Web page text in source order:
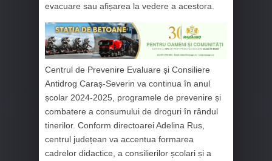
evacuare sau afișarea la vedere a acestora.
Centrul de Prevenire Evaluare și Consiliere
Antidrog Caraș-Severin va continua în anul
școlar 2024-2025, programele de prevenire și
combatere a consumului de droguri în rândul
tinerilor. Conform directoarei Adelina Rus,
centrul județean va accentua formarea
cadrelor didactice, a consilierilor școlari și a